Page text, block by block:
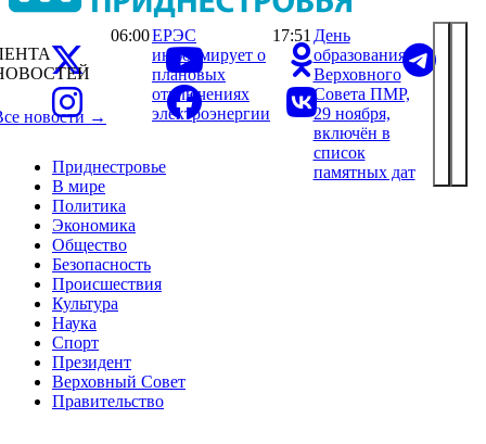
Приднестровье
В мире
Политика
Экономика
Общество
Безопасность
Происшествия
Культура
Наука
Спорт
Президент
Верховный Совет
Правительство
новости →
06:00ЕРЭС
информирует о
плановых
отключениях
электроэнергии
17:51 День
образования
Верховного
Совета ПМР,
29 ноября,
включён в
список
памятных дат